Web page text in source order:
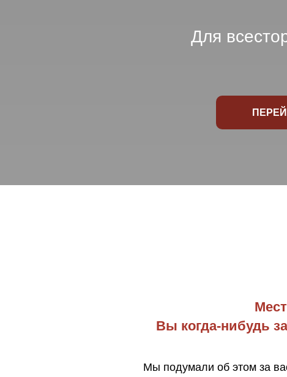
Для
Вы когда-нибудь
Мы подумали об этом за